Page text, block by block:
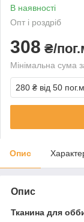
В наявності
Опт і роздріб
308 ₴/
Мінімальна сума
280 ₴ від 50 пог.м
Опис
Опис
Тканина для